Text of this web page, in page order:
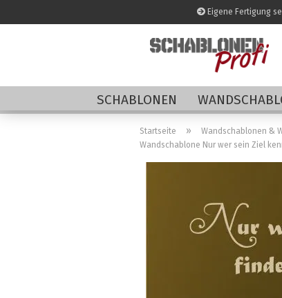
Eigene Fertigung
SCHABLONEN
Startseite » Wandschablonen &
Wandschablone Nur wer sein Ziel